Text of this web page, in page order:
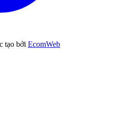
tạo bởi EcomWeb